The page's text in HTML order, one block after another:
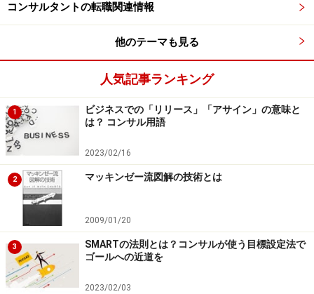
コンサルタントの転職関連情報
他のテーマも見る
人気記事ランキング
1
ビジネスでの「リリース」「アサイン」の意味と
は？ コンサル用語
2023/02/16
2 マッキンゼー流図解の技術とは
2009/01/20
3
SMARTの法則とは？コンサルが使う目標設定法で
ゴールへの近道を
2023/02/03